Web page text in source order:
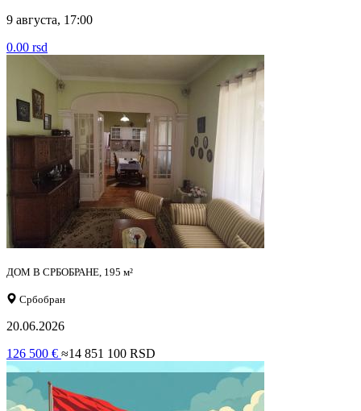
9 августа, 17:00
0.00 rsd
ДОМ В СРБОБРАНЕ, 195 м²
Србобран
20.06.2026
126 500 € ≈14 851 100 RSD